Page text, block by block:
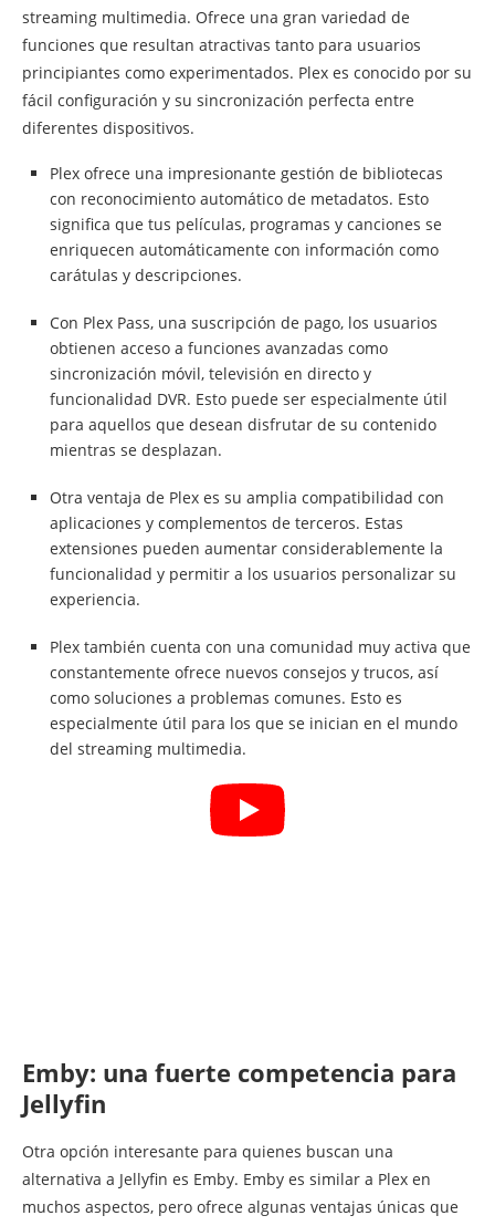
streaming multimedia. Ofrece una gran variedad de
funciones que resultan atractivas tanto para usuarios
principiantes como experimentados. Plex es conocido por su
fácil configuración y su sincronización perfecta entre
diferentes dispositivos.
Plex ofrece una impresionante gestión de bibliotecas
con reconocimiento automático de metadatos. Esto
significa que tus películas, programas y canciones se
enriquecen automáticamente con información como
carátulas y descripciones.
Con Plex Pass, una suscripción de pago, los usuarios
obtienen acceso a funciones avanzadas como
sincronización móvil, televisión en directo y
funcionalidad DVR. Esto puede ser especialmente útil
para aquellos que desean disfrutar de su contenido
mientras se desplazan.
Otra ventaja de Plex es su amplia compatibilidad con
aplicaciones y complementos de terceros. Estas
extensiones pueden aumentar considerablemente la
funcionalidad y permitir a los usuarios personalizar su
experiencia.
Plex también cuenta con una comunidad muy activa que
constantemente ofrece nuevos consejos y trucos, así
como soluciones a problemas comunes. Esto es
especialmente útil para los que se inician en el mundo
del streaming multimedia.
Emby: una fuerte competencia para
Jellyfin
Otra opción interesante para quienes buscan una
alternativa a Jellyfin es Emby. Emby es similar a Plex en
muchos aspectos, pero ofrece algunas ventajas únicas que